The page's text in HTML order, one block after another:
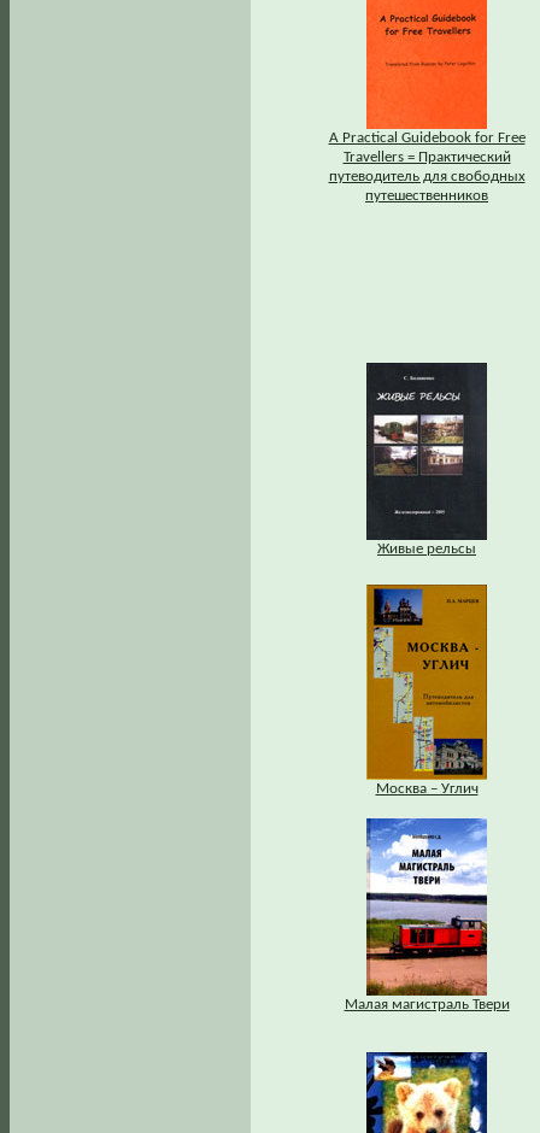
A Practical Guidebook for Free
Travellers = Практический
путеводитель для свободных
путешественников
Живые рельсы
Москва – Углич
Малая магистраль Твери